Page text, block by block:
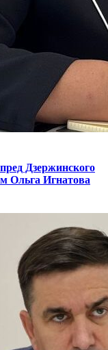
Дзержинского
Ольга Игнатова